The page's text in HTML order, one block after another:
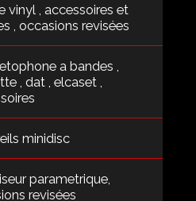
vinyl , accessoires et
, occasions revisées
a bandes ,
, dat , elcaset ,
minidisc
parametrique,
revisées